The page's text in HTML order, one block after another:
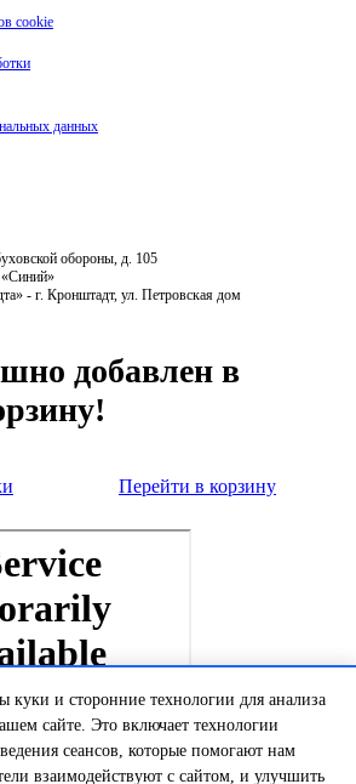
cookie
данных
обороны, д. 105
- г. Кронштадт, ул. Петровская дом
добавлен в
Перейти в корзину
и сторонние технологии для анализа
сайте. Это включает технологии
сеансов, которые помогают нам
взаимодействуют с сайтом, и улучшить